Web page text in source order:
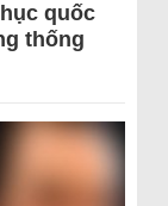
quốc
thống